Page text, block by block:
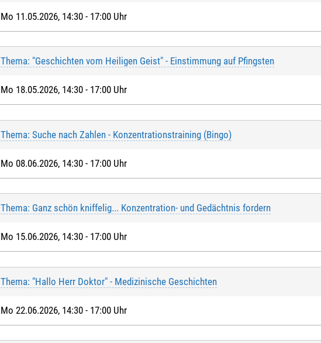
Mo 11.05.2026, 14:30 - 17:00 Uhr
Thema: "Geschichten vom Heiligen Geist" - Einstimmung auf Pfingsten
Mo 18.05.2026, 14:30 - 17:00 Uhr
Thema: Suche nach Zahlen - Konzentrationstraining (Bingo)
Mo 08.06.2026, 14:30 - 17:00 Uhr
Thema: Ganz schön kniffelig... Konzentration- und Gedächtnis fordern
Mo 15.06.2026, 14:30 - 17:00 Uhr
Thema: "Hallo Herr Doktor" - Medizinische Geschichten
Mo 22.06.2026, 14:30 - 17:00 Uhr